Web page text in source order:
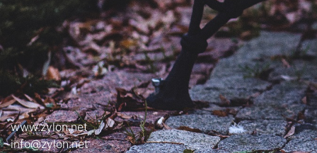
www.zylon.net
info@zylon.net